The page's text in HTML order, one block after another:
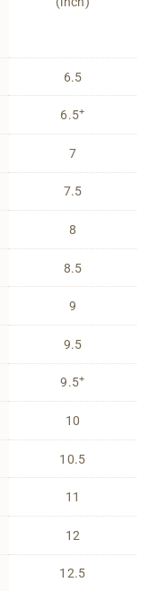
6.5
6.5+
7
7.5
8
8.5
9
9.5
9.5+
10
10.5
11
12
12.5